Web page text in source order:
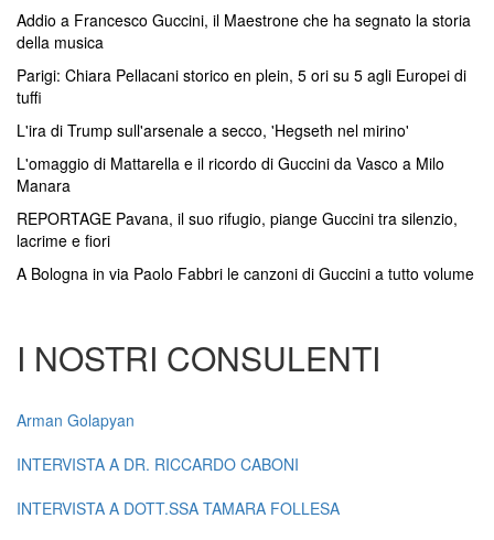
Addio a Francesco Guccini, il Maestrone che ha segnato la storia
della musica
Parigi: Chiara Pellacani storico en plein, 5 ori su 5 agli Europei di
tuffi
L'ira di Trump sull'arsenale a secco, 'Hegseth nel mirino'
L'omaggio di Mattarella e il ricordo di Guccini da Vasco a Milo
Manara
REPORTAGE Pavana, il suo rifugio, piange Guccini tra silenzio,
lacrime e fiori
A Bologna in via Paolo Fabbri le canzoni di Guccini a tutto volume
I NOSTRI CONSULENTI
Arman Golapyan
INTERVISTA A DR. RICCARDO CABONI
INTERVISTA A DOTT.SSA TAMARA FOLLESA